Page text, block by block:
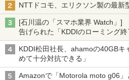
NTTドコモ、エリクソン製の最新
[石川温の「スマホ業界 Watch」]
告げられた「KDDIのローミング終
穴と楽天モバイルの課題
KDDI松田社長、ahamoの40GBキ
めて十分対抗できる」
Amazonで「Motorola moto g06